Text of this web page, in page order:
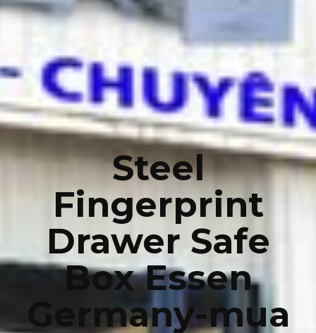
Steel
Fingerprint
Drawer Safe
Box Essen
Germany-mua